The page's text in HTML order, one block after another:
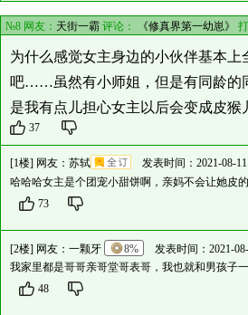
№8 网友： 天街一霸 评论： 《修真界第一幼崽》
为什么感觉女主身边的小伙伴基本
吧……虽然有小师姐，但是有同龄的
是我有点儿担心女主以后会变成皮猴
37
[1楼] 网友： 苏轼
发表时间：2021-08-11
哈哈哈女主是个团宠小甜饼啊，亲妈不会让她皮的
73
[2楼] 网友： 一颗牙 8%
发表时间：2021-08-
我家里都是哥哥亲哥堂哥表哥，我也就和男孩子
48